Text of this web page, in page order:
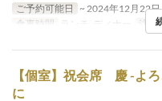
ご予約可能日
~ 2024年12月22
食事時間
ランチ, ディナー 注文
【個室】祝会席 慶 -よ
に